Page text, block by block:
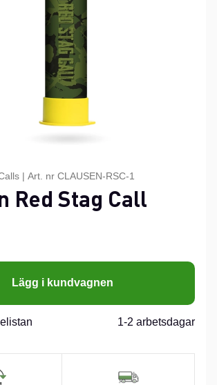
| Art. nr CLAUSEN-RSC-1
Red Stag Call
Lägg i kundvagnen
1-2 arbetsdagar